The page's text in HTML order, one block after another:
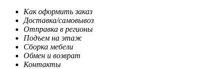
Как оформить заказ
Доставка/самовывоз
Отправка в регионы
Подъем на этаж
Сборка мебели
Обмен и возврат
Контакты